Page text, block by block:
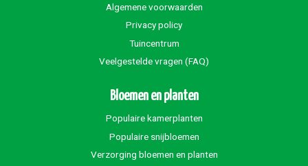
Algemene voorwaarden
Privacy policy
Tuincentrum
Veelgestelde vragen (FAQ)
Bloemen en planten
Populaire kamerplanten
Populaire snijbloemen
Verzorging bloemen en planten